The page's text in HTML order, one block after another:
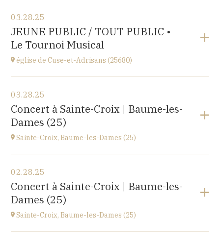
EHPAD du Centre hospitalier Sainte-Croix,
1 avenue du Président Kennedy, 25110 BAUME-LES-
DAMES
03.28.25
JEUNE PUBLIC / TOUT PUBLIC •
Le Tournoi Musical
église de Cuse-et-Adrisans (25680)
Cuse-et-Adrisans
(25680)
at18H30
03.28.25
Concert à Sainte-Croix | Baume-les-
Dames (25)
Sainte-Croix, Baume-les-Dames (25)
EHPAD du Centre hospitalier Sainte-Croix,
1 avenue du Président Kennedy, 25110 BAUME-LES-
DAMES
02.28.25
Concert à Sainte-Croix | Baume-les-
Dames (25)
Sainte-Croix, Baume-les-Dames (25)